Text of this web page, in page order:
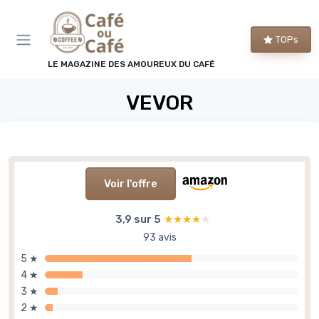
LE MAGAZINE DES AMOUREUX DU CAFÉ
TOPs
VEVOR
Voir l'offre
3,9 sur 5 ★★★★★
★★★★★
93 avis
5 ★
4 ★
3 ★
2 ★
Panneau de gestion des cookies